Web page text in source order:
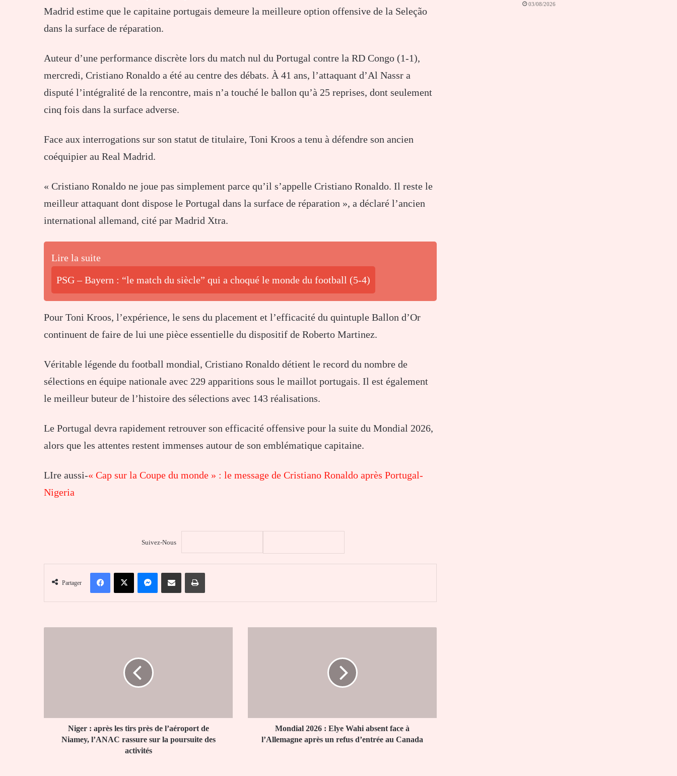
Madrid estime que le capitaine portugais demeure la meilleure option offensive de la Seleção
dans la surface de réparation.
Auteur d’une performance discrète lors du match nul du Portugal contre la RD Congo (1-1),
mercredi, Cristiano Ronaldo a été au centre des débats. À 41 ans, l’attaquant d’Al Nassr a
disputé l’intégralité de la rencontre, mais n’a touché le ballon qu’à 25 reprises, dont seulement
cinq fois dans la surface adverse.
Face aux interrogations sur son statut de titulaire, Toni Kroos a tenu à défendre son ancien
coéquipier au Real Madrid.
« Cristiano Ronaldo ne joue pas simplement parce qu’il s’appelle Cristiano Ronaldo. Il reste le
meilleur attaquant dont dispose le Portugal dans la surface de réparation », a déclaré l’ancien
international allemand, cité par Madrid Xtra.
Lire la suite
PSG – Bayern : “le match du siècle” qui a choqué le monde du football (5-4)
Pour Toni Kroos, l’expérience, le sens du placement et l’efficacité du quintuple Ballon d’Or
continuent de faire de lui une pièce essentielle du dispositif de Roberto Martinez.
Véritable légende du football mondial, Cristiano Ronaldo détient le record du nombre de
sélections en équipe nationale avec 229 apparitions sous le maillot portugais. Il est également
le meilleur buteur de l’histoire des sélections avec 143 réalisations.
Le Portugal devra rapidement retrouver son efficacité offensive pour la suite du Mondial 2026,
alors que les attentes restent immenses autour de son emblématique capitaine.
LIre aussi-« Cap sur la Coupe du monde » : le message de Cristiano Ronaldo après Portugal-
Nigeria
Suivez-Nous
Partager
FacebookX MessengerPartager par email Imprimer
de
l’ANAC
Niger : après les tirs près de l’aéroport de
Niamey, l’ANAC rassure sur la poursuite des
activités
l’Allemagne
Mondial 2026 : Elye Wahi absent face à
l’Allemagne après un refus d’entrée au Canada
03/08/2026